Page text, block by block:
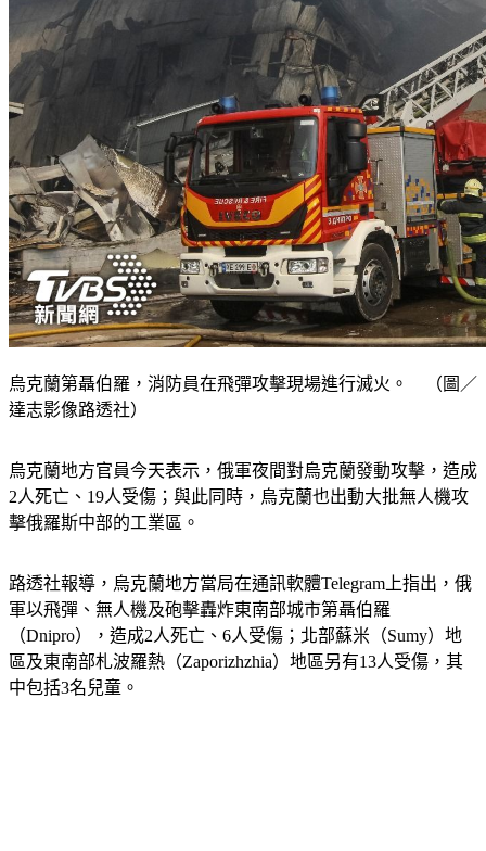
達志影像路透社）
2人死亡、19人受傷；與此同時，烏克蘭也出動大批無人機攻
擊俄羅斯中部的工業區。
軍以飛彈、無人機及砲擊轟炸東南部城市第聶伯羅
（Dnipro），造成2人死亡、6人受傷；北部蘇米（Sumy）地
區及東南部札波羅熱（Zaporizhzhia）地區另有13人受傷，其
中包括3名兒童。